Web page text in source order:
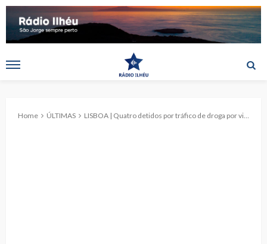
Home ÚLTIMAS LISBOA | Quatro detidos por tráfico de droga por via aérea